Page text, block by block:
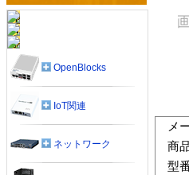
メ
商
型
OpenBlocks
IoT関連
ネットワーク